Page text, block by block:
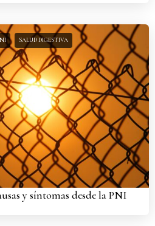
SALUD DIGESTIVA
y síntomas desde la PNI